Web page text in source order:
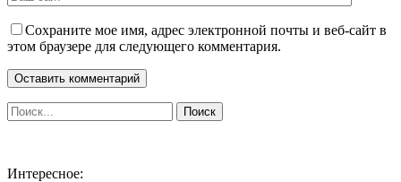
Сохраните мое имя, адрес электронной почты и веб-сайт в
этом браузере для следующего комментария.
Интересное: